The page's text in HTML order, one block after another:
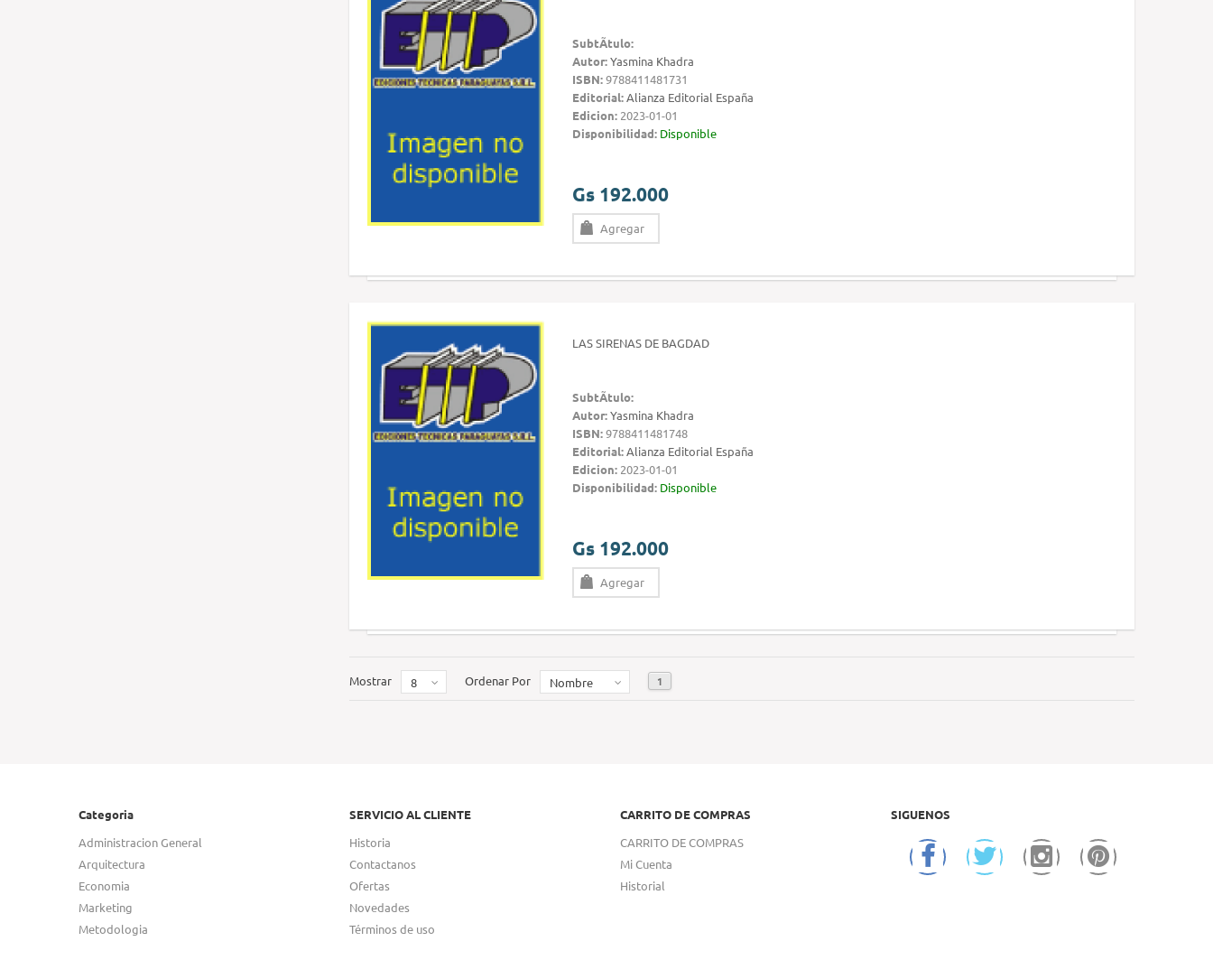
SubtÃ­tulo:
Autor:Yasmina Khadra
ISBN:9788411481731
Editorial:Alianza Editorial España
Edicion: 2023-01-01
Disponibilidad: Disponible
Gs 192.000
Agregar
LAS SIRENAS DE BAGDAD
SubtÃ­tulo:
Autor:Yasmina Khadra
ISBN:9788411481748
Editorial:Alianza Editorial España
Edicion: 2023-01-01
Disponibilidad: Disponible
Gs 192.000
Agregar
Mostrar 8 Ordenar Por Nombre 1
Categoria
Administracion General
Arquitectura
Economia
Marketing
Metodologia
SERVICIO AL CLIENTE
Historia
Contactanos
Ofertas
Novedades
Términos de uso
CARRITO DE COMPRAS
CARRITO DE COMPRAS
Mi Cuenta
Historial
SIGUENOS